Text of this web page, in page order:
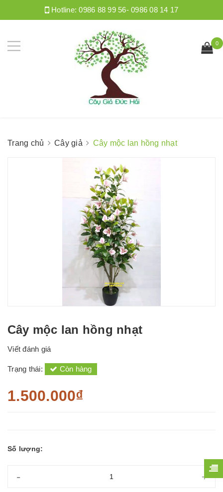
Hotline:0986 88 99 56- 0986 08 14 17
0
Trang chủ Cây giả Cây mộc lan hồng nhạt
Cây mộc lan hồng nhạt
Viết đánh giá
Trạng thái: Còn hàng
1.500.000₫
Số lượng:
- +